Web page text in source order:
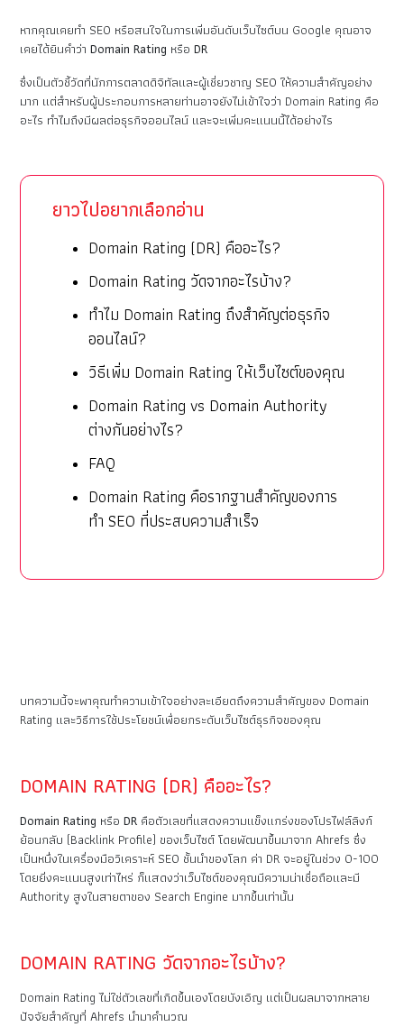
หากคุณเคยทำ SEO หรือสนใจในการเพิ่มอันดับเว็บไซต์บน Google คุณอาจ
เคยได้ยินคำว่าDomain Rating หรือDR
ซึ่งเป็นตัวชี้วัดที่นักการตลาดดิจิทัลและผู้เชี่ยวชาญ SEO ให้ความสำคัญอย่าง
มาก แต่สำหรับผู้ประกอบการหลายท่านอาจยังไม่เข้าใจว่า Domain Rating คือ
อะไร ทำไมถึงมีผลต่อธุรกิจออนไลน์ และจะเพิ่มคะแนนนี้ได้อย่างไร
ยาวไปอยากเลือกอ่าน
Domain Rating (DR) คืออะไร?
Domain Rating วัดจากอะไรบ้าง?
ทำไม Domain Rating ถึงสำคัญต่อธุรกิจ
ออนไลน์?
วิธีเพิ่ม Domain Rating ให้เว็บไซต์ของคุณ
Domain Rating vs Domain Authority
ต่างกันอย่างไร?
FAQ
Domain Rating คือรากฐานสำคัญของการ
ทำ SEO ที่ประสบความสำเร็จ
บทความนี้จะพาคุณทำความเข้าใจอย่างละเอียดถึงความสำคัญของ Domain
Rating และวิธีการใช้ประโยชน์เพื่อยกระดับเว็บไซต์ธุรกิจของคุณ
DOMAIN RATING (DR) คืออะไร?
Domain Rating หรือDR คือตัวเลขที่แสดงความแข็งแกร่งของโปรไฟล์ลิงก์
ย้อนกลับ (Backlink Profile) ของเว็บไซต์ โดยพัฒนาขึ้นมาจาก Ahrefs ซึ่ง
เป็นหนึ่งในเครื่องมือวิเคราะห์ SEO ชั้นนำของโลก ค่า DR จะอยู่ในช่วง 0-100
โดยยิ่งคะแนนสูงเท่าไหร่ ก็แสดงว่าเว็บไซต์ของคุณมีความน่าเชื่อถือและมี
Authority สูงในสายตาของ Search Engine มากขึ้นเท่านั้น
DOMAIN RATING วัดจากอะไรบ้าง?
Domain Rating ไม่ใช่ตัวเลขที่เกิดขึ้นเองโดยบังเอิญ แต่เป็นผลมาจากหลาย
ปัจจัยสำคัญที่ Ahrefs นำมาคำนวณ